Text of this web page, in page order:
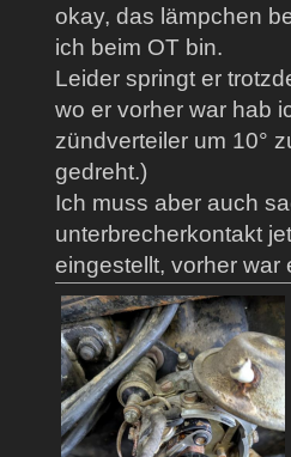
okay, das lämpchen
ich beim OT bin.
Leider springt er
wo er vorher war hab
zündverteiler um 10°
gedreht.)
Ich muss aber auch
unterbrecherkontakt
eingestellt, vorher war